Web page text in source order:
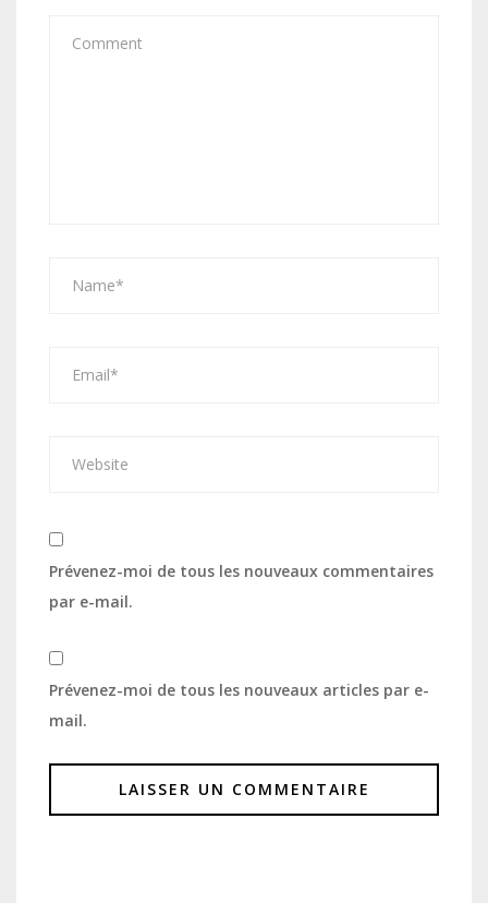
Prévenez-moi de tous les nouveaux commentaires
par e-mail.
Prévenez-moi de tous les nouveaux articles par e-
mail.